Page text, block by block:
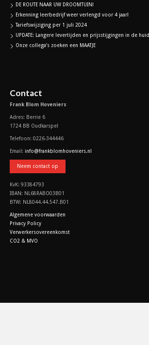
DE ROUTE NAAR UW DROOMTUIN!
Erkenning leerbedrijf weer verlengd voor 4 jaar!
Tariefswijziging per 1 juli 2024
UPDATE: Langere levertijden en prijsstijgingen in de
Onze collega’s zoeken een MAATJE
Contact
Frank Blom Hoveniers
Adres: Berrie 6
1724 BB Oudkarspel
Telefoon: 0226-344446
Email: info@frankblomhoveniers.nl
Neem contact op
KvK: 93384793
IBAN: NL68RABO03B01
BTW: NL8044.44.547.B01
Algemene voorwaarden
Privacy Policy
Verwerkersovereenkomst
CO2 & MVO